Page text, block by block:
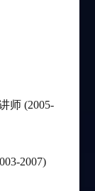
师 (2005-
2007)